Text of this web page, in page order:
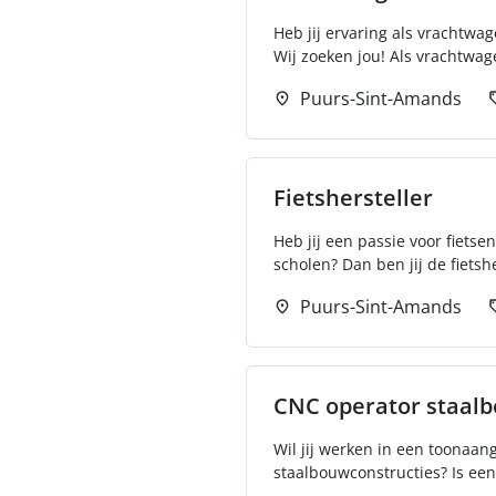
Heb jij ervaring als
Wij zoeken jou! Als
Puurs-Sint-Amands
Fietshersteller
Heb jij een passie voor
scholen? Dan ben jij de
Puurs-Sint-Amands
CNC operator
Wil jij werken in een
staalbouwconstructies? Is